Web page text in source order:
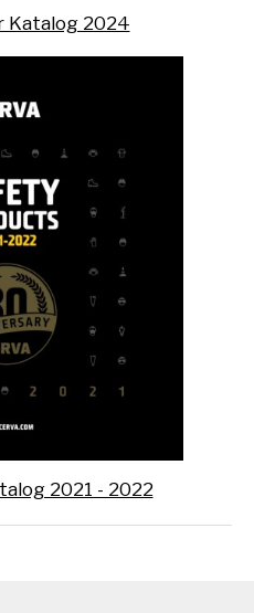
Katalog 2024
2021 - 2022